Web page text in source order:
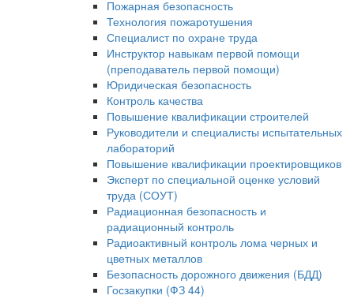
Пожарная безопасность
Технология пожаротушения
Специалист по охране труда
Инструктор навыкам первой помощи
(преподаватель первой помощи)
Юридическая безопасность
Контроль качества
Повышение квалификации строителей
Руководители и специалисты испытательных
лабораторий
Повышение квалификации проектировщиков
Эксперт по специальной оценке условий
труда (СОУТ)
Радиационная безопасность и
радиационный контроль
Радиоактивный контроль лома черных и
цветных металлов
Безопасность дорожного движения (БДД)
Госзакупки (ФЗ 44)